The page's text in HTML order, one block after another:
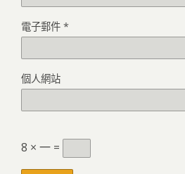
電子郵件 *
個人網站
8 × 一 =